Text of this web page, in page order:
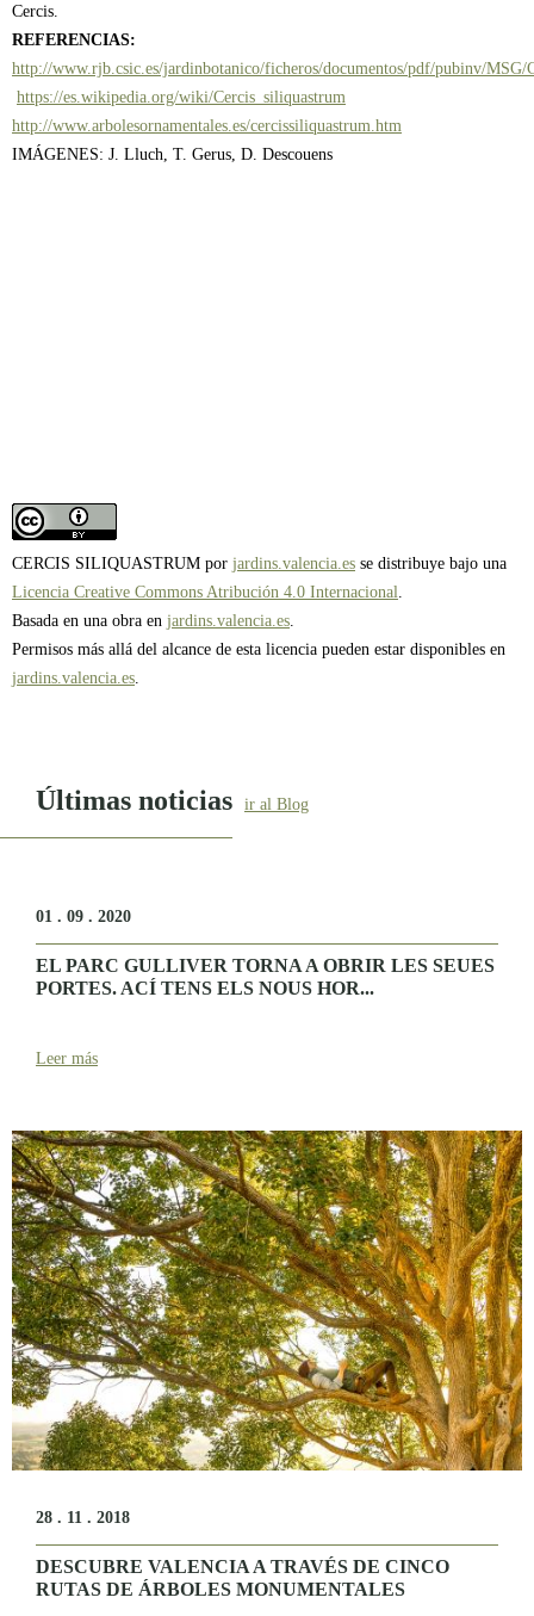
Cercis.
REFERENCIAS:
http://www.rjb.csic.es/jardinbotanico/ficheros/documentos/pdf/pubinv/MSG/
https://es.wikipedia.org/wiki/Cercis_siliquastrum
http://www.arbolesornamentales.es/cercissiliquastrum.htm
IMÁGENES: J. Lluch, T. Gerus, D. Descouens
CERCIS SILIQUASTRUM por jardins.valencia.es se distribuye bajo una
Licencia Creative Commons Atribución 4.0 Internacional
Basada en una obra en jardins.valencia.es
Permisos más allá del alcance de esta licencia pueden estar disponibles en
jardins.valencia.es
Últimas noticias ir al Blog
01 . 09 . 2020
EL PARC GULLIVER TORNA A OBRIR LES SEUES
PORTES. ACÍ TENS ELS NOUS HOR...
Leer más
28 . 11 . 2018
DESCUBRE VALENCIA A TRAVÉS DE CINCO
RUTAS DE ÁRBOLES MONUMENTALES